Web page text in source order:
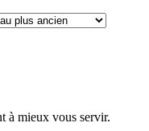
à mieux vous servir.